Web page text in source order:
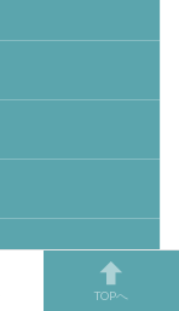
TOPへ